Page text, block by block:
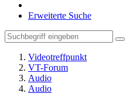
Erweiterte Suche
Videotreffpunkt
VT-Forum
Audio
Audio